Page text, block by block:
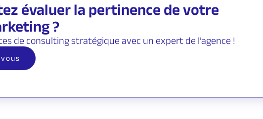
évaluer la pertinence de votre
?
de consulting stratégique avec un expert de l’agence !